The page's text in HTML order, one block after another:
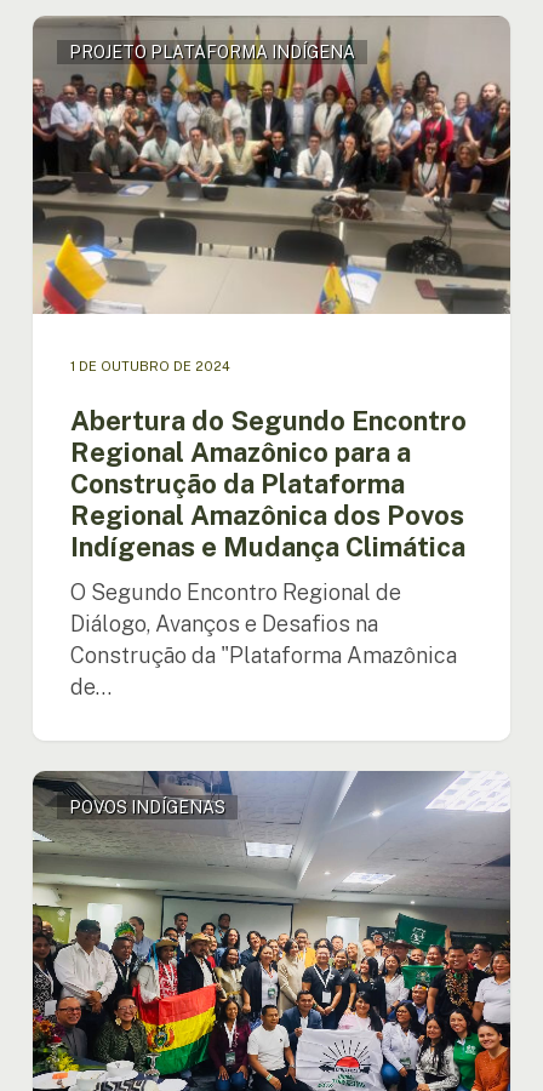
Abertura
Segundo
Encontro
Regional
Amazônico
para
Construção
da
Plataforma
Regional
Indígenas
Mudança
Climática
PROJETO PLATAFORMA INDÍGENA
1 DE OUTUBRO DE 2024
Abertura do Segundo Encontro
Regional Amazônico para a
Construção da Plataforma
Regional Amazônica dos Povos
Indígenas e Mudança Climática
O Segundo Encontro Regional de
Diálogo, Avanços e Desafios na
Construção da "Plataforma Amazônica
de…
O
Encontro
Internacional
Povos
Indígenas
da
Bacia
Amazônica
termina
em
Bogotá
POVOS INDÍGENAS